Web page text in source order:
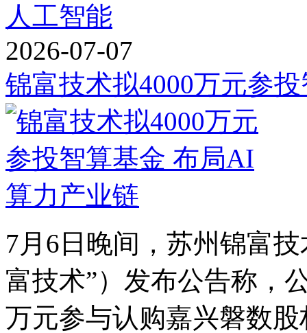
人工智能
2026-07-07
锦富技术拟4000万元参
7月6日晚间，苏州锦富
富技术”）发布公告称，
万元参与认购嘉兴磐数